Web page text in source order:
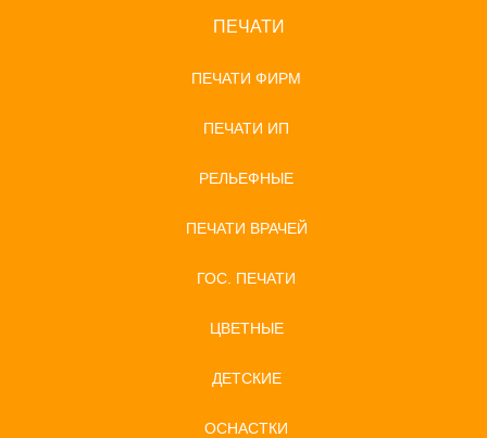
ПЕЧАТИ
ПЕЧАТИ ФИРМ
ПЕЧАТИ ИП
РЕЛЬЕФНЫЕ
ПЕЧАТИ ВРАЧЕЙ
ГОС. ПЕЧАТИ
ЦВЕТНЫЕ
ДЕТСКИЕ
ОСНАСТКИ